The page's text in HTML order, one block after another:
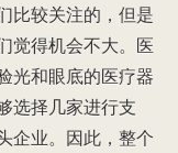
比较关注的，但是
觉得机会不大。医
光和眼底的医疗器
选择几家进行支
企业。因此，整个